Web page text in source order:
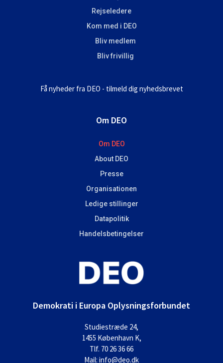
Rejseledere
Kom med i DEO
Bliv medlem
Bliv frivillig
Få nyheder fra DEO - tilmeld dig nyhedsbrevet
Om DEO
Om DEO
About DEO
Presse
Organisationen
Ledige stillinger
Datapolitik
Handelsbetingelser
Demokrati i Europa Oplysningsforbundet
Studiestræde 24,
1455 København K,
Tlf. 70 26 36 66
Mail: info@deo.dk